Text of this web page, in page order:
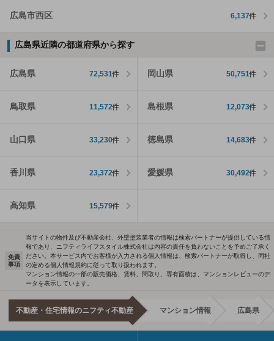
広島市西区 6,137件
広島県近隣の都道府県から探す
広島県 72,531件 岡山県 50,751件
鳥取県 11,572件 島根県 12,073件
山口県 33,230件 徳島県 14,683件
香川県 23,372件 愛媛県 30,492件
高知県 15,579件
免責
事項
当サイトの物件及び不動産会社、外壁塗装業者の情報は検索パートナーが提供している情
報であり、ニフティライフスタイル株式会社は内容の責任を負わないことを予めご了承く
ださい。本サービス内でお客様が入力される個人情報は、検索パートナーが取得し、同社
の定める個人情報規約に従って取り扱われます。
マンション情報の一部の販売価格、賃料、間取り、専有面積は、マンションレビューのデ
ータを表示しています。
不動産・住宅情報のニフティ不動産 マンション情報 広島県